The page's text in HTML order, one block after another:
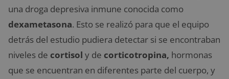
una droga depresiva inmune conocida como
dexametasona. Esto se realizó para que el equipo
detrás del estudio pudiera detectar si se encontraban
niveles de cortisol y de corticotropina, hormonas
que se encuentran en diferentes parte del cuerpo, y